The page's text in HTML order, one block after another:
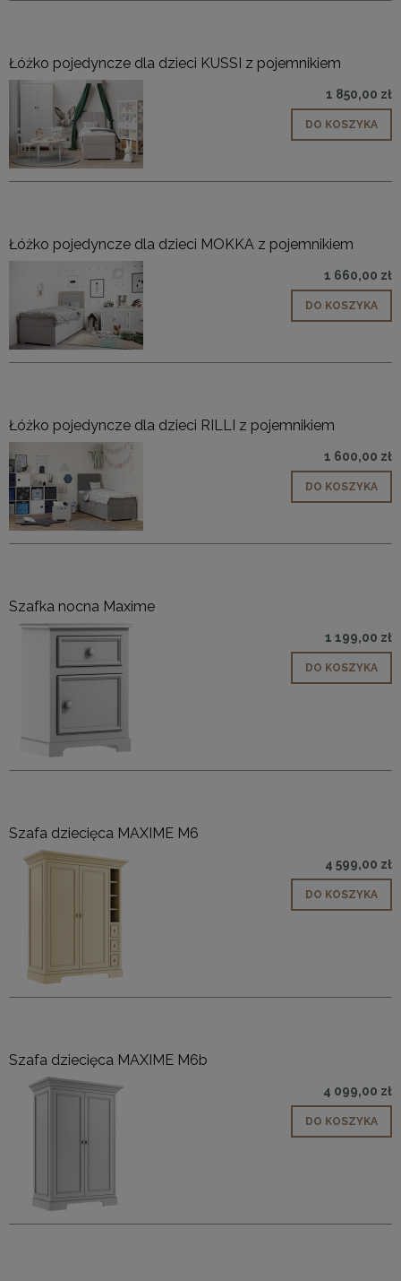
Łóżko pojedyncze dla dzieci KUSSI z pojemnikiem
1 850,00 zł
DO KOSZYKA
Łóżko pojedyncze dla dzieci MOKKA z pojemnikiem
1 660,00 zł
DO KOSZYKA
Łóżko pojedyncze dla dzieci RILLI z pojemnikiem
1 600,00 zł
DO KOSZYKA
Szafka nocna Maxime
1 199,00 zł
DO KOSZYKA
Szafa dziecięca MAXIME M6
4 599,00 zł
DO KOSZYKA
Szafa dziecięca MAXIME M6b
4 099,00 zł
DO KOSZYKA